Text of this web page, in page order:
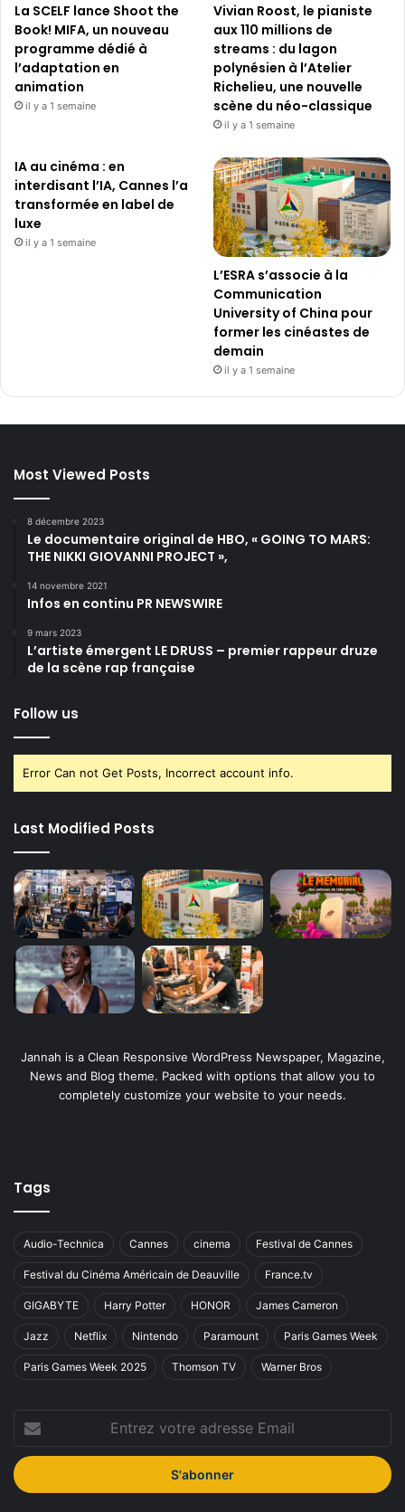
La SCELF lance Shoot the
Book! MIFA, un nouveau
programme dédié à
l’adaptation en
animation
il y a 1 semaine
Vivian Roost, le pianiste
aux 110 millions de
streams : du lagon
polynésien à l’Atelier
Richelieu, une nouvelle
scène du néo-classique
il y a 1 semaine
IA au cinéma : en
interdisant l’IA, Cannes l’a
transformée en label de
luxe
il y a 1 semaine
L’ESRA s’associe à la
Communication
University of China pour
former les cinéastes de
demain
il y a 1 semaine
Most Viewed Posts
8 décembre 2023
Le documentaire original de HBO, « GOING TO MARS:
THE NIKKI GIOVANNI PROJECT »,
14 novembre 2021
Infos en continu PR NEWSWIRE
9 mars 2023
L’artiste émergent LE DRUSS – premier rappeur druze
de la scène rap française
Follow us
Error Can not Get Posts, Incorrect account info.
Last Modified Posts
Jannah is a Clean Responsive WordPress Newspaper, Magazine,
News and Blog theme. Packed with options that allow you to
completely customize your website to your needs.
Tags
Audio-Technica Cannes cinema Festival de Cannes
Festival du Cinéma Américain de Deauville France.tv
GIGABYTE Harry Potter HONOR James Cameron
Jazz Netflix Nintendo Paramount Paris Games Week
Paris Games Week 2025 Thomson TV Warner Bros
votre
adresse
Email